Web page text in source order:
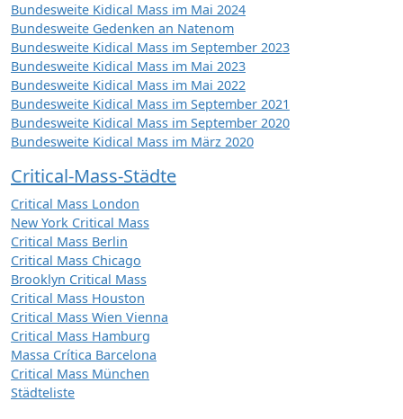
Bundesweite Kidical Mass im Mai 2024
Bundesweite Gedenken an Natenom
Bundesweite Kidical Mass im September 2023
Bundesweite Kidical Mass im Mai 2023
Bundesweite Kidical Mass im Mai 2022
Bundesweite Kidical Mass im September 2021
Bundesweite Kidical Mass im September 2020
Bundesweite Kidical Mass im März 2020
Critical-Mass-Städte
Critical Mass London
New York Critical Mass
Critical Mass Berlin
Critical Mass Chicago
Brooklyn Critical Mass
Critical Mass Houston
Critical Mass Wien Vienna
Critical Mass Hamburg
Massa Crítica Barcelona
Critical Mass München
Städteliste